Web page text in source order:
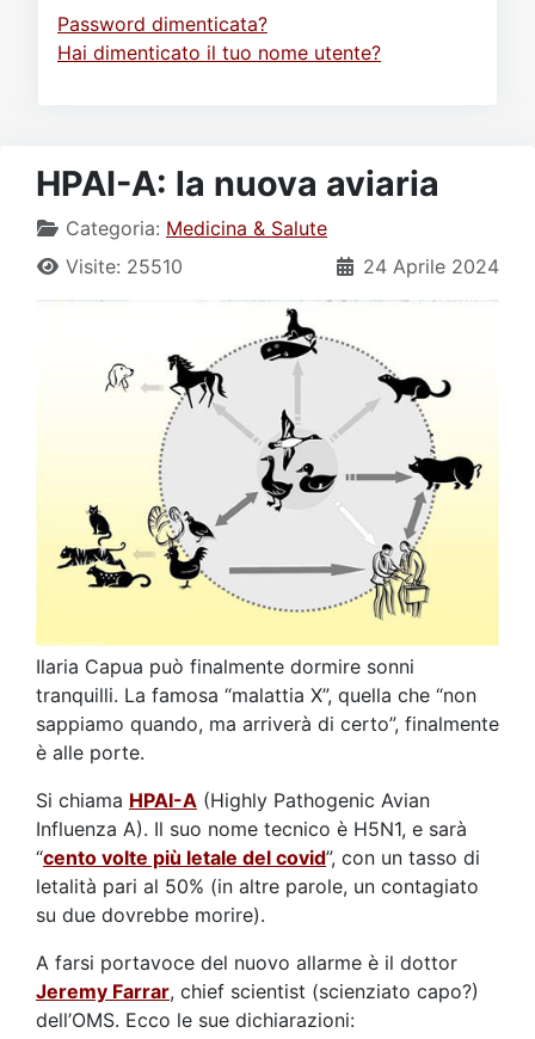
Password dimenticata?
Hai dimenticato il tuo nome utente?
HPAI-A: la nuova aviaria
Categoria: Medicina & Salute
24 Aprile 2024
Visite: 25510
Ilaria Capua può finalmente dormire sonni
tranquilli. La famosa “malattia X”, quella che “non
sappiamo quando, ma arriverà di certo”, finalmente
è alle porte.
Si chiama HPAI-A (Highly Pathogenic Avian
Influenza A). Il suo nome tecnico è H5N1, e sarà
“cento volte più letale del covid”, con un tasso di
letalità pari al 50% (in altre parole, un contagiato
su due dovrebbe morire).
A farsi portavoce del nuovo allarme è il dottor
Jeremy Farrar, chief scientist (scienziato capo?)
dell’OMS. Ecco le sue dichiarazioni: